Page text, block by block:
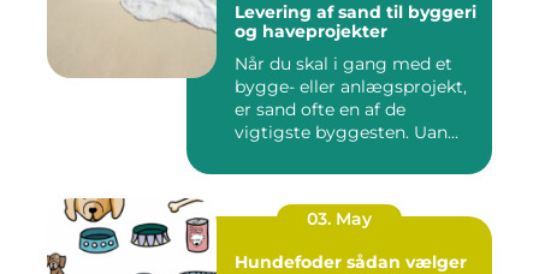
Levering af sand til byggeri
og haveprojekter
Når du skal i gang med et
bygge- eller anlægsprojekt,
er sand ofte en af de
vigtigste byggesten. Uan...
03. May
Hundefoder sådan vælger